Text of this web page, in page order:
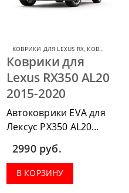
КОВРИКИ ДЛЯ LEXUS RX КОВРИКИ ДЛЯ LEXUS
Коврики для
Lexus RX350 AL20
2015-2020
Автоковрики EVA для
Лексус РХ350 AL20
приобрести в
комплектации:
водительский коврик,
2990 руб.
В КОРЗИНУ